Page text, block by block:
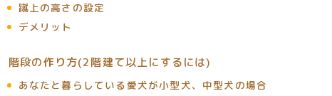
蹴上の高さの設定
デメリット
階段の作り方(2階建て以上にするには)
あなたと暮らしている愛犬が小型犬、中型犬の場合